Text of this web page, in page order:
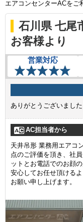
エアコンセンターACをご
石川県 七尾
お客様より
営業対応
ありがとうございました
AC担当者から
天井吊形 業務用エアコ
点のご評価を頂き、社
ットとお電話でのお顔
安心してお任せ頂ける
お願い申し上げます。